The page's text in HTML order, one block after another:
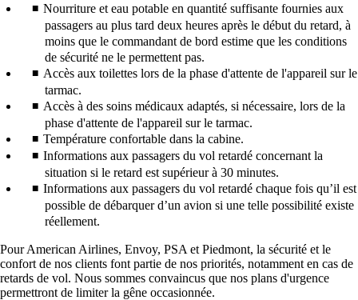
Nourriture et eau potable en quantité suffisante fournies aux
passagers au plus tard deux heures après le début du retard, à
moins que le commandant de bord estime que les conditions
de sécurité ne le permettent pas.
Accès aux toilettes lors de la phase d'attente de l'appareil sur le
tarmac.
Accès à des soins médicaux adaptés, si nécessaire, lors de la
phase d'attente de l'appareil sur le tarmac.
Température confortable dans la cabine.
Informations aux passagers du vol retardé concernant la
situation si le retard est supérieur à 30 minutes.
Informations aux passagers du vol retardé chaque fois qu’il est
possible de débarquer d’un avion si une telle possibilité existe
réellement.
Pour American Airlines, Envoy, PSA et Piedmont, la sécurité et le
confort de nos clients font partie de nos priorités, notamment en cas de
retards de vol. Nous sommes convaincus que nos plans d'urgence
permettront de limiter la gêne occasionnée.